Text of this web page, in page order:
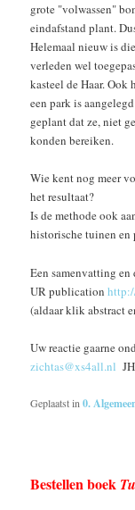
grote "volwassen"
eindafstand plant.
Helemaal nieuw is
verleden wel
kasteel de Haar.
een park is
geplant dat ze, niet
konden bereiken.
Wie kent nog meer
het resultaat?
Is de methode ook
historische tuinen en
Een samenvatting
UR publication
(aldaar klik abstract
Uw reactie gaarne
zichtas@xs4all.nl JH
Geplaatst in 0.
Bestellen boek